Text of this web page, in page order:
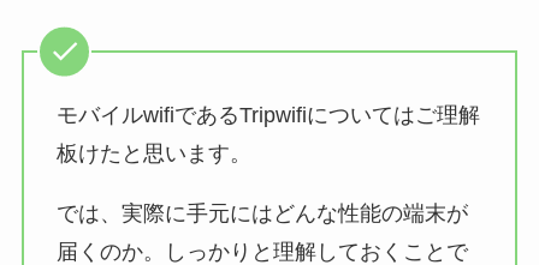
モバイルwifiであるTripwifiについてはご理解
板けたと思います。
では、実際に手元にはどんな性能の端末が
届くのか。しっかりと理解しておくことで